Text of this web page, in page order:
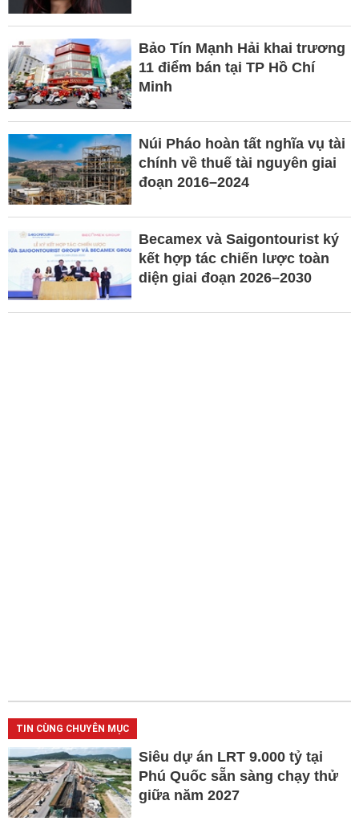
Bảo Tín Mạnh Hải khai trương
11 điểm bán tại TP Hồ Chí
Minh
Núi Pháo hoàn tất nghĩa vụ tài
chính về thuế tài nguyên giai
đoạn 2016–2024
Becamex và Saigontourist ký
kết hợp tác chiến lược toàn
diện giai đoạn 2026–2030
TIN CÙNG CHUYÊN MỤC
Siêu dự án LRT 9.000 tỷ tại
Phú Quốc sẵn sàng chạy thử
giữa năm 2027